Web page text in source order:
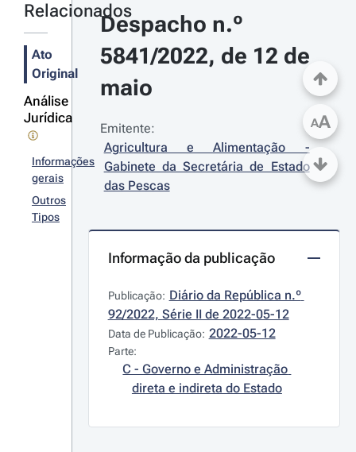
Relacionados
Ato
Original
Análise
Jurídica
Informações
gerais
Outros
Tipos
Despacho n.º
5841/2022, de 12 de
maio
Emitente:
Agricultura e Alimentação -
Gabinete da Secretária de Estado
das Pescas
Informação da publicação
Publicação: Diário da República n.º
92/2022, Série II de 2022-05-12
Data de Publicação: 2022-05-12
Parte:
C - Governo e Administração
direta e indireta do Estado
AA